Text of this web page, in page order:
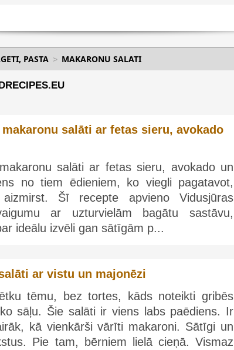
PASTA MAKARONU SALATI
salāti ar fetas sieru, avokado
salāti ar fetas sieru, avokado un
no tiem ēdieniem, ko viegli pagatavot,
Šī recepte apvieno Vidusjūras
ar uzturvielām bagātu sastāvu,
ideālu izvēli gan sātīgām p...
ar vistu un majonēzi
tēmu, bez tortes, kāds noteikti gribēs
sāļu. Šie salāti ir viens labs paēdiens. Ir
kā vienkārši vārīti makaroni. Sātīgi un
Pie tam, bērniem lielā cieņā. Vismaz